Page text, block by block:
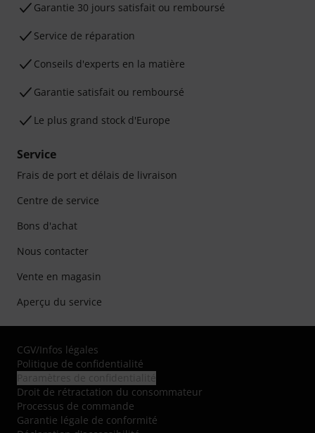
Garantie 30 jours satisfait ou remboursé
Service de réparation
Conseils d'experts en la matière
Garantie satisfait ou remboursé
Le plus grand stock d'Europe
Service
Frais de port et délais de livraison
Centre de service
Bons d'achat
Nous contacter
Vente en magasin
Aperçu du service
CGV/Infos légales
Politique de confidentialité
Droit de rétractation du consommateur
Processus de commande
Garantie légale de conformité